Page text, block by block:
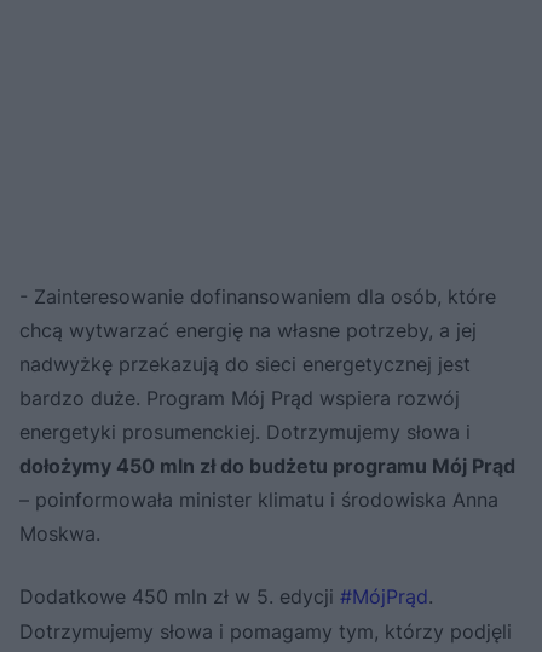
- Zainteresowanie dofinansowaniem dla osób, które
chcą wytwarzać energię na własne potrzeby, a jej
nadwyżkę przekazują do sieci energetycznej jest
bardzo duże. Program Mój Prąd wspiera rozwój
energetyki prosumenckiej. Dotrzymujemy słowa i
dołożymy 450 mln zł do budżetu programu Mój Prąd
– poinformowała minister klimatu i środowiska Anna
Moskwa.
Dodatkowe 450 mln zł w 5. edycji #MójPrąd.
Dotrzymujemy słowa i pomagamy tym, którzy podjęli